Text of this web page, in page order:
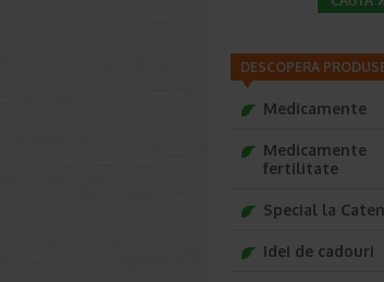
DESCOPERA
Medicamente
Medicamente
fertilitate
Special la
Idei de cadouri